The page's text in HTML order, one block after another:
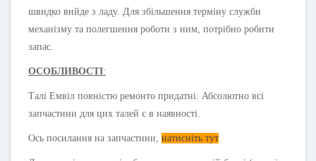
швидко вийде з ладу. Для збільшення терміну служби
механізму та полегшення роботи з ним, потрібно робити
запас.
ОСОБЛИВОСТІ:
Талі Емвіл повністю ремонто придатні. Абсолютно всі
запчастини для цих талей є в наявності.
Ось посилання на запчастини, натисніть тут